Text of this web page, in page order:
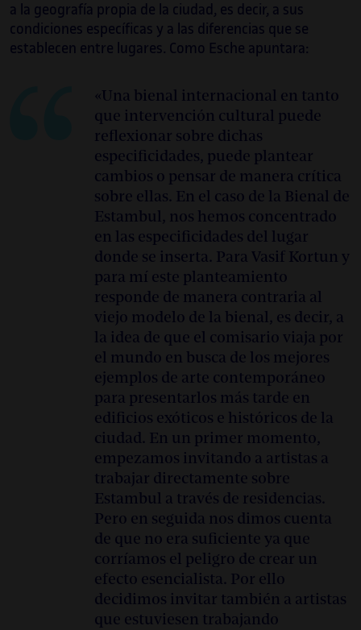
a la geografía propia de la ciudad, es decir, a sus
condiciones específicas y a las diferencias que se
establecen entre lugares. Como Esche apuntara:
«Una bienal internacional en tanto
que intervención cultural puede
reflexionar sobre dichas
especificidades, puede plantear
cambios o pensar de manera crítica
sobre ellas. En el caso de la Bienal de
Estambul, nos hemos concentrado
en las especificidades del lugar
donde se inserta. Para Vasif Kortun y
para mí este planteamiento
responde de manera contraria al
viejo modelo de la bienal, es decir, a
la idea de que el comisario viaja por
el mundo en busca de los mejores
ejemplos de arte contemporáneo
para presentarlos más tarde en
edificios exóticos e históricos de la
ciudad. En un primer momento,
empezamos invitando a artistas a
trabajar directamente sobre
Estambul a través de residencias.
Pero en seguida nos dimos cuenta
de que no era suficiente ya que
corríamos el peligro de crear un
efecto esencialista. Por ello
decidimos invitar también a artistas
que estuviesen trabajando